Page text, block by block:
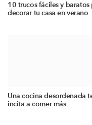
10 trucos fáciles y baratos
decorar tu casa en verano
Una cocina desordenada
incita a comer más